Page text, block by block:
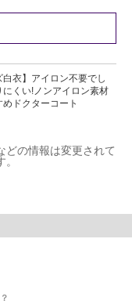
白衣】アイロン不要でし
にくい!ノンアイロン素材
めドクターコート
の情報は変更されて